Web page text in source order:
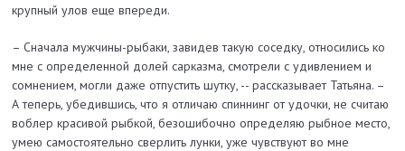
крупный улов еще впереди.
– Сначала мужчины-рыбаки, завидев такую соседку, относились ко
мне с определенной долей сарказма, смотрели с удивлением и
сомнением, могли даже отпустить шутку, -- рассказывает Татьяна. –
А теперь, убедившись, что я отличаю спиннинг от удочки, не считаю
воблер красивой рыбкой, безошибочно определяю рыбное место,
умею самостоятельно сверлить лунки, уже чувствуют во мне